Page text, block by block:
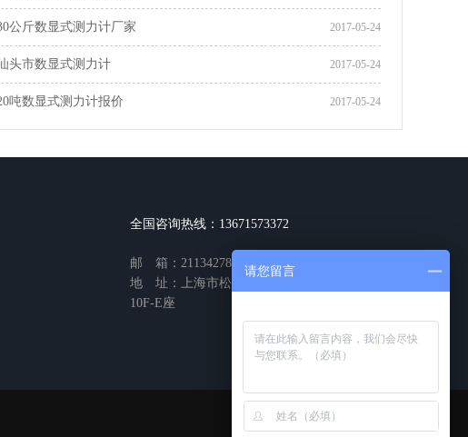
2017-05-24
公斤数显式测力计厂家
2017-05-24
头市数显式测力计
2017-05-24
吨数显式测力计报价
全国咨询热线：13671573372
邮 箱：2113427843@qq.com
地 址：上海市松江区新桥镇九新公路2888号
10F-E座
请您留言